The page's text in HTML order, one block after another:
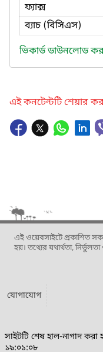
ফ্যাক্স
ব্যাচ (বিসিএস)
ভিকার্ড ডাউনলোড
এই কনটেন্টটি শেয়ার
এই ওয়েবসাইটে প্রকাশিত
হয়। তথ্যের যথার্থতা,
যোগাযোগ
সাইটটি শেষ হাল-নাগাদ
১৯:০১:০৮